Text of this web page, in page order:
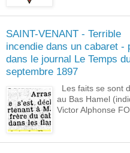
SAINT-VENANT - Terrible
incendie dans un cabaret -
dans le journal Le Temps
septembre 1897
Les faits se sont
au Bas Hamel
Victor Alphonse